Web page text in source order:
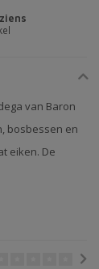
van Baron
bosbessen en
eiken. De